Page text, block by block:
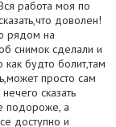
работа моя по
доволен!
рядом на
снимок сделали и
как будто болит,там
просто сам
сказать
подороже, а
доступно и